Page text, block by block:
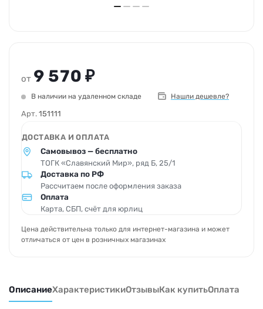
от 9 570 ₽
В наличии на удаленном складе Нашли дешевле?
Арт. 151111
ДОСТАВКА И ОПЛАТА
Самовывоз — бесплатно
ТОГК «Славянский Мир», ряд Б, 25/1
Доставка по РФ
Рассчитаем после оформления заказа
Оплата
Карта, СБП, счёт для юрлиц
Цена действительна только для интернет-магазина и может
отличаться от цен в розничных магазинах
ОписаниеХарактеристикиОтзывыКак купитьОплата